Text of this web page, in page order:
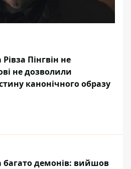
Пінгвін не
не дозволили
канонічного образу
багато демонів: вийшов